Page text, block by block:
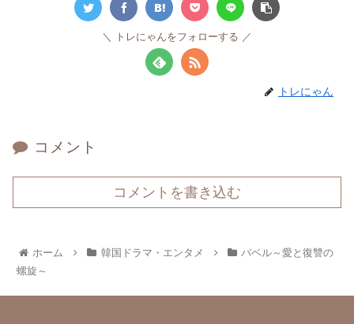
トレにゃんをフォローする
トレにゃん
コメント
コメントを書き込む
ホーム 韓国ドラマ・エンタメ
バベル～愛と復讐の
螺旋～